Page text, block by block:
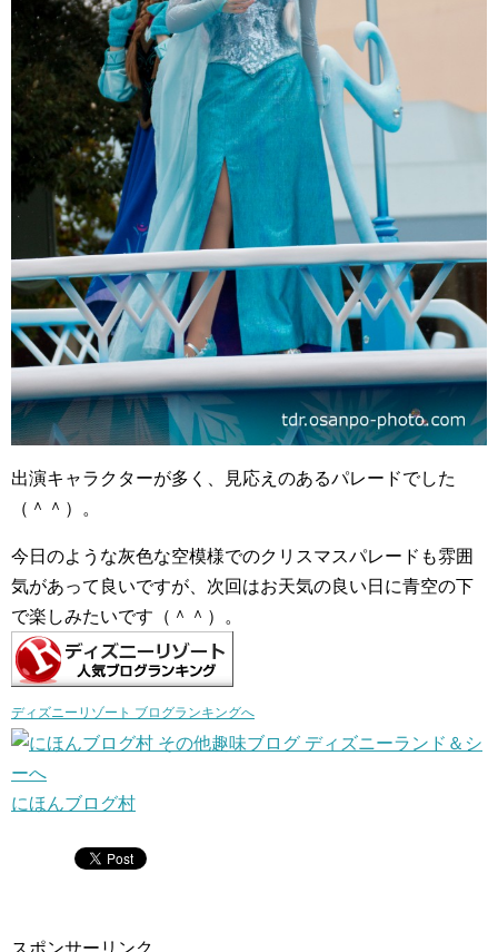
出演キャラクターが多く、見応えのあるパレードでした
（＾＾）。
今日のような灰色な空模様でのクリスマスパレードも雰囲
気があって良いですが、次回はお天気の良い日に青空の下
で楽しみたいです（＾＾）。
ディズニーリゾート ブログランキングへ
にほんブログ村
スポンサーリンク